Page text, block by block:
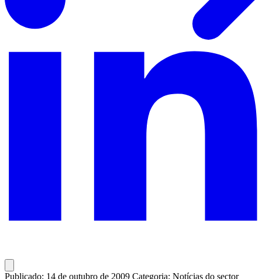
Publicado: 14 de outubro de 2009 Categoria: Notícias do sector